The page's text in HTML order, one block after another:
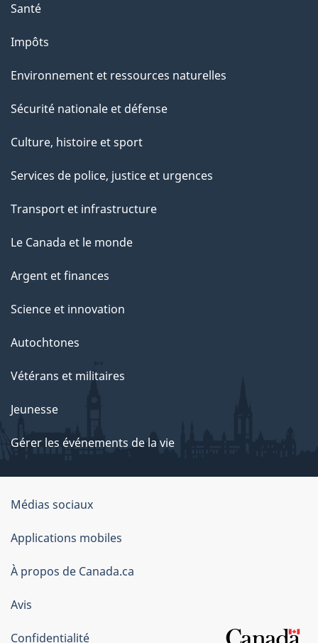
Santé
Impôts
Environnement et ressources naturelles
Sécurité nationale et défense
Culture, histoire et sport
Services de police, justice et urgences
Transport et infrastructure
Le Canada et le monde
Argent et finances
Science et innovation
Autochtones
Vétérans et militaires
Jeunesse
Gérer les événements de la vie
Organisation
du
gouvernement
du
Canada
Médias sociaux
Applications mobiles
À propos de Canada.ca
Avis
Confidentialité